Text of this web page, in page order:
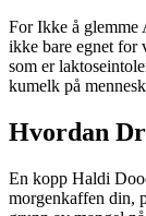
For Ikke å
ikke bare egnet for
som er
kumelk på
Hvordan
En kopp Haldi
morgenkaffen din,